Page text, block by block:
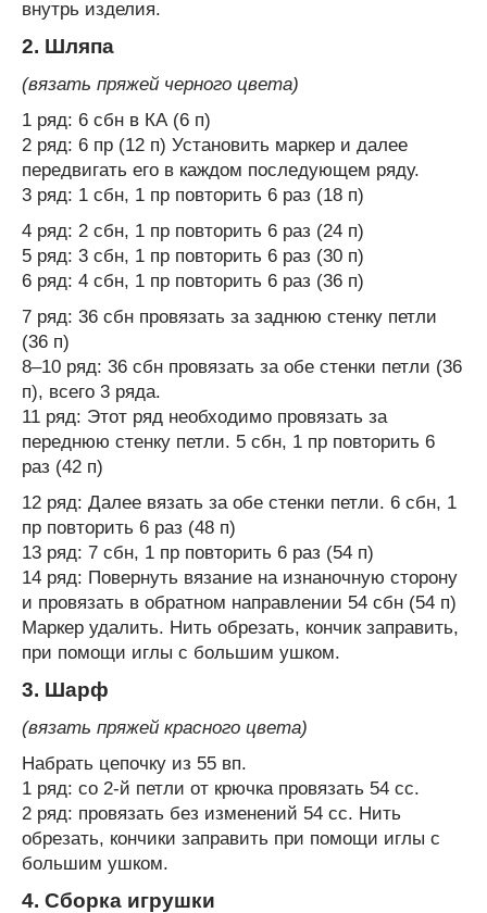
внутрь изделия.
2. Шляпа
(вязать пряжей черного цвета)
1 ряд: 6 сбн в КА (6 п)
2 ряд: 6 пр (12 п) Установить маркер и далее
передвигать его в каждом последующем ряду.
3 ряд: 1 сбн, 1 пр повторить 6 раз (18 п)
4 ряд: 2 сбн, 1 пр повторить 6 раз (24 п)
5 ряд: 3 сбн, 1 пр повторить 6 раз (30 п)
6 ряд: 4 сбн, 1 пр повторить 6 раз (36 п)
7 ряд: 36 сбн провязать за заднюю стенку петли
(36 п)
8–10 ряд: 36 сбн провязать за обе стенки петли (36
п), всего 3 ряда.
11 ряд: Этот ряд необходимо провязать за
переднюю стенку петли. 5 сбн, 1 пр повторить 6
раз (42 п)
12 ряд: Далее вязать за обе стенки петли. 6 сбн, 1
пр повторить 6 раз (48 п)
13 ряд: 7 сбн, 1 пр повторить 6 раз (54 п)
14 ряд: Повернуть вязание на изнаночную сторону
и провязать в обратном направлении 54 сбн (54 п)
Маркер удалить. Нить обрезать, кончик заправить,
при помощи иглы с большим ушком.
3. Шарф
(вязать пряжей красного цвета)
Набрать цепочку из 55 вп.
1 ряд: со 2-й петли от крючка провязать 54 сс.
2 ряд: провязать без изменений 54 сс. Нить
обрезать, кончики заправить при помощи иглы с
большим ушком.
4. Сборка игрушки